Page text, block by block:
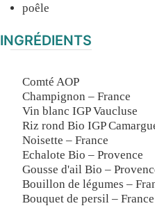
poêle
INGRÉDIENTS
Comté AOP
Champignon – France
Vin blanc IGP Vaucluse
Riz rond Bio IGP
Noisette – France
Echalote Bio – Provence
Gousse d'ail Bio –
Bouillon de légumes –
Bouquet de persil – France